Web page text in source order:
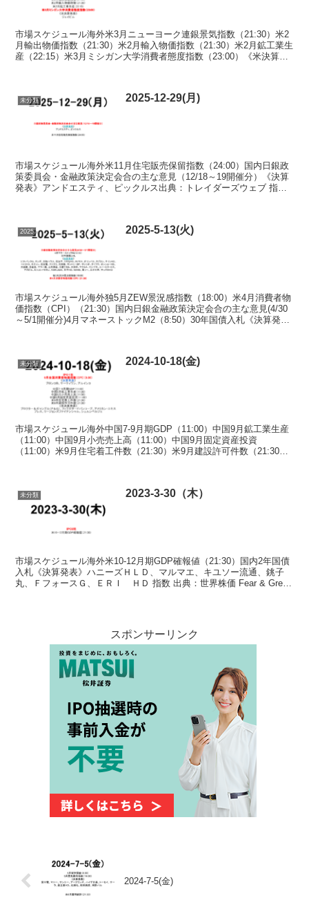
市場スケジュール海外米3月ニューヨーク連銀景気指数（21:30）米2
月輸出物価指数（21:30）米2月輸入物価指数（21:30）米2月鉱工業生
産（22:15）米3月ミシガン大学消費者態度指数（23:00）《米決算発
未分類 2025-12-29(月)
市場スケジュール海外米11月住宅販売保留指数（24:00）国内日銀政
策委員会・金融政策決定会合の主な意見（12/18～19開催分）《決算
発表》アンドエスティ、ピックルス出典：トレイダーズウェブ 指数
2025 2025-5-13(火)
市場スケジュール海外独5月ZEW景況感指数（18:00）米4月消費者物
価指数（CPI）（21:30）国内日銀金融政策決定会合の主な意見(4/30
～5/1開催分)4月マネーストックM2（8:50）30年国債入札《決算発
未分類 2024-10-18(金)
市場スケジュール海外中国7-9月期GDP（11:00）中国9月鉱工業生産
（11:00）中国9月小売売上高（11:00）中国9月固定資産投資
（11:00）米9月住宅着工件数（21:30）米9月建設許可件数（21:30）
未分類 2023-3-30（木）
市場スケジュール海外米10-12月期GDP確報値（21:30）国内2年国債
入札《決算発表》ハニーズＨＬＤ、マルマエ、キユソー流通、銚子
丸、ＦフォースＧ、ＥＲＩ ＨＤ 指数 出典：世界株価 Fear & Greed
スポンサーリンク
2024-7-5(金)